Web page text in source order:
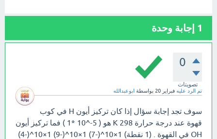
1 إجابة وحدة
0
تصويتات
تم الرد عليه فبراير 20 بواسطة ابوعبدالله
سوف تجد إجابة سؤال إذا كان تركيز أيون H في كوب
قهوة عند درجة حرارة 298 K هو ( 5-^10 *1 ) فما تركيز أيون
OH في القهوة . (1 نقطة) 1×10^(-7) 1×10^(-9) 1×10^(-4)